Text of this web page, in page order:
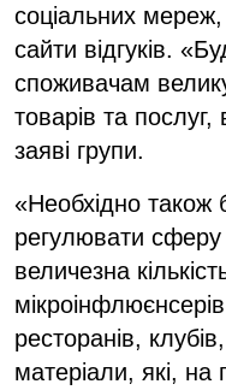
соціальних
сайти відгуків.
споживачам
товарів та послуг,
заяві групи.
«Необхідно також
регулювати
величезна
ресторанів,
матеріали, які,